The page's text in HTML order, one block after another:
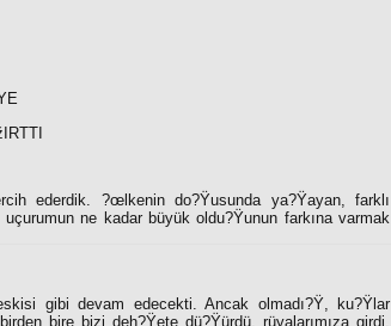
ederdik. ?œlkenin do?Ÿusunda ya?Ÿayan, farklı
uçurumun ne kadar büyük oldu?Ÿunun farkına varmak
gibi devam edecekti. Ancak olmadı?Ÿ, ku?Ÿlar
bire bizi deh?Ÿete dü?Ÿürdü, rüyalarımıza girdi.